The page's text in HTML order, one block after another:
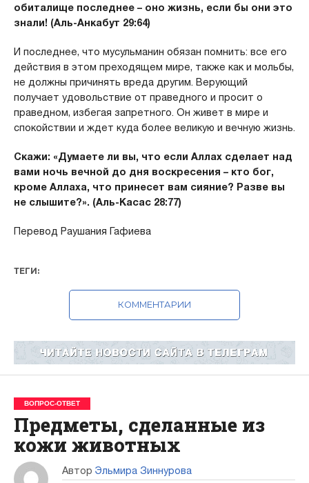
обиталище последнее – оно жизнь, если бы они это
знали! (Аль-Анкабут 29:64)
И последнее, что мусульманин обязан помнить: все его
действия в этом преходящем мире, также как и мольбы,
не должны причинять вреда другим. Верующий
получает удовольствие от праведного и просит о
праведном, избегая запретного. Он живет в мире и
спокойствии и ждет куда более великую и вечную жизнь.
Скажи: «Думаете ли вы, что если Аллах сделает над
вами ночь вечной до дня воскресения – кто бог,
кроме Аллаха, что принесет вам сияние? Разве вы
не слышите?». (Аль-Касас 28:77)
Перевод Раушания Гафиева
ТЕГИ:
КОММЕНТАРИИ
ВОПРОС-ОТВЕТ
Предметы, сделанные из
кожи животных
Автор Эльмира Зиннурова